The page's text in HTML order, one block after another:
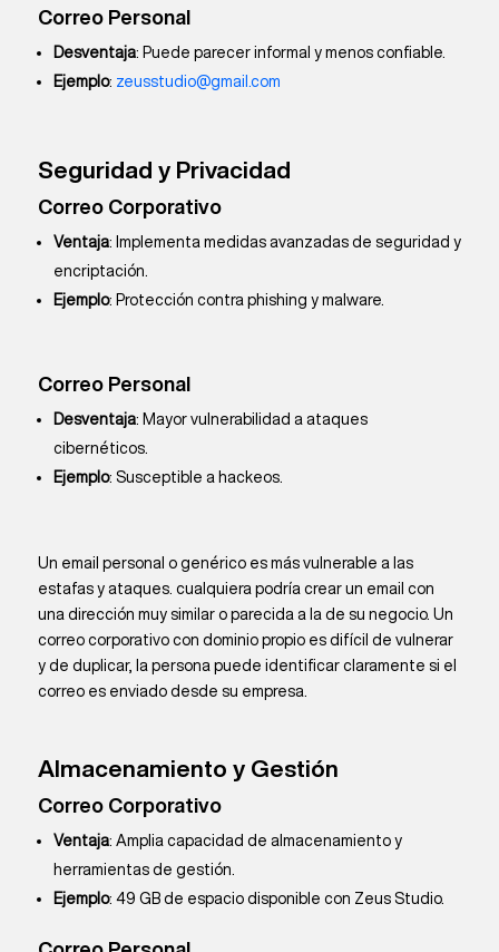
Correo Personal
Desventaja: Puede parecer informal y menos confiable.
Ejemplo: zeusstudio@gmail.com
Seguridad y Privacidad
Correo Corporativo
Ventaja: Implementa medidas avanzadas de seguridad y
encriptación.
Ejemplo: Protección contra phishing y malware.
Correo Personal
Desventaja: Mayor vulnerabilidad a ataques
cibernéticos.
Ejemplo: Susceptible a hackeos.
Un email personal o genérico es más vulnerable a las
estafas y ataques. cualquiera podría crear un email con
una dirección muy similar o parecida a la de su negocio. Un
correo corporativo con dominio propio es difícil de vulnerar
y de duplicar, la persona puede identificar claramente si el
correo es enviado desde su empresa.
Almacenamiento y Gestión
Correo Corporativo
Ventaja: Amplia capacidad de almacenamiento y
herramientas de gestión.
Ejemplo: 49 GB de espacio disponible con Zeus Studio.